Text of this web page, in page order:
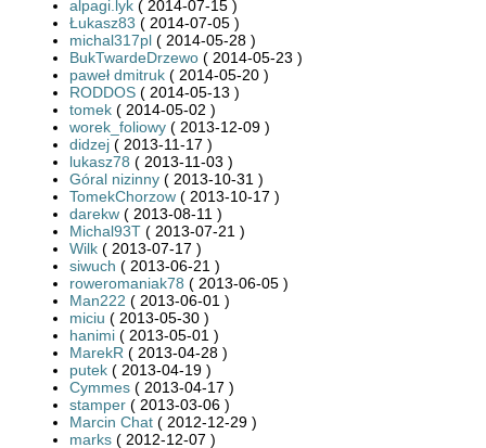
alpagi.lyk ( 2014-07-15 )
Łukasz83 ( 2014-07-05 )
michal317pl ( 2014-05-28 )
BukTwardeDrzewo ( 2014-05-23 )
paweł dmitruk ( 2014-05-20 )
RODDOS ( 2014-05-13 )
tomek ( 2014-05-02 )
worek_foliowy ( 2013-12-09 )
didzej ( 2013-11-17 )
lukasz78 ( 2013-11-03 )
Góral nizinny ( 2013-10-31 )
TomekChorzow ( 2013-10-17 )
darekw ( 2013-08-11 )
Michal93T ( 2013-07-21 )
Wilk ( 2013-07-17 )
siwuch ( 2013-06-21 )
roweromaniak78 ( 2013-06-05 )
Man222 ( 2013-06-01 )
miciu ( 2013-05-30 )
hanimi ( 2013-05-01 )
MarekR ( 2013-04-28 )
putek ( 2013-04-19 )
Cymmes ( 2013-04-17 )
stamper ( 2013-03-06 )
Marcin Chat ( 2012-12-29 )
marks ( 2012-12-07 )